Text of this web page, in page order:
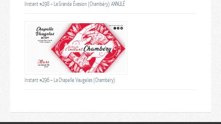
Instant #298 – La Grande Évasion (Chambéry) ANNULÉ
Instant #296 – La Chapelle Vaugelas (Chambéry)